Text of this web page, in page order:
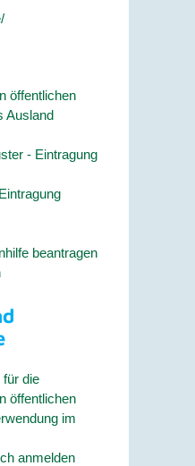
öffentlichen
Ausland
- Eintragung
beantragen
die
öffentlichen
im
anmelden